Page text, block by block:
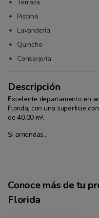
Terraza
Piscina
Lavandería
Quincho
Conserjería
Descripción
Excelente departamento en
Florida, con una superficie
de 40.00 m².
Si arriendas...
Conoce más de tu
Florida